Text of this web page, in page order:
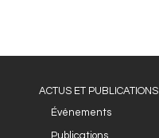
ACTUS ET PUBLICATIONS
Événements
Publications